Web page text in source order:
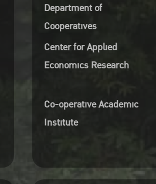
Department of
Cooperatives
Center for Applied
Economics Research
Co-operative Academic
Institute